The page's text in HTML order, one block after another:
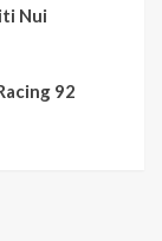
Nui
92